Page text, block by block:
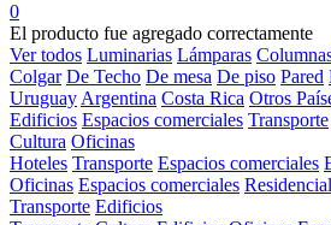
0
El producto fue agregado correctamente
Ver todos Luminarias Lámparas
Colgar De Techo De mesa De piso Pared
Uruguay Argentina Costa Rica Otros
Edificios Espacios comerciales Transporte
Cultura Oficinas
Hoteles Transporte Espacios comerciales
Oficinas Espacios comerciales Residencial
Transporte Edificios